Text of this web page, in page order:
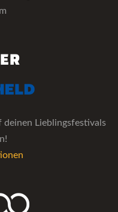
deinen Lieblingsfestivals